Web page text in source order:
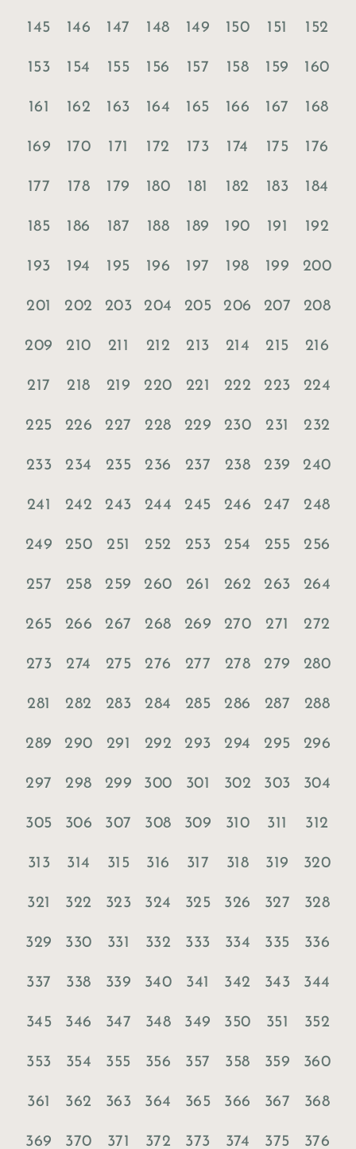
145 146 147 148 149 150 151 152
153 154 155 156 157 158 159 160
161 162 163 164 165 166 167 168
169 170 171 172 173 174 175 176
177 178 179 180 181 182 183 184
185 186 187 188 189 190 191 192
193 194 195 196 197 198 199 200
201 202 203 204 205 206 207 208
209 210 211 212 213 214 215 216
217 218 219 220 221 222 223 224
225 226 227 228 229 230 231 232
233 234 235 236 237 238 239 240
241 242 243 244 245 246 247 248
249 250 251 252 253 254 255 256
257 258 259 260 261 262 263 264
265 266 267 268 269 270 271 272
273 274 275 276 277 278 279 280
281 282 283 284 285 286 287 288
289 290 291 292 293 294 295 296
297 298 299 300 301 302 303 304
305 306 307 308 309 310 311 312
313 314 315 316 317 318 319 320
321 322 323 324 325 326 327 328
329 330 331 332 333 334 335 336
337 338 339 340 341 342 343 344
345 346 347 348 349 350 351 352
353 354 355 356 357 358 359 360
361 362 363 364 365 366 367 368
369 370 371 372 373 374 375 376